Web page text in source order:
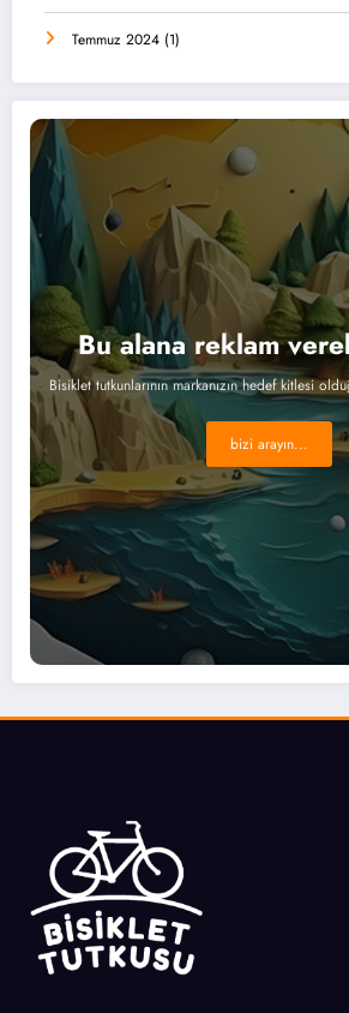
Temmuz 2024 (1)
Bu alana reklam
Bisiklet tutkunlarının markanızın hedef kitlesi
bizi arayın...